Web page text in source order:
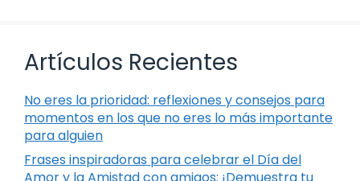
Artículos Recientes
No eres la prioridad: reflexiones y consejos para
momentos en los que no eres lo más importante
para alguien
Frases inspiradoras para celebrar el Día del
Amor y la Amistad con amigos: ¡Demuestra tu